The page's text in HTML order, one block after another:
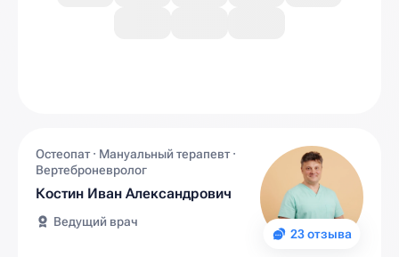
23 отзыва
Остеопат · Мануальный терапевт ·
Вертеброневролог
Костин Иван Александрович
Ведущий врач